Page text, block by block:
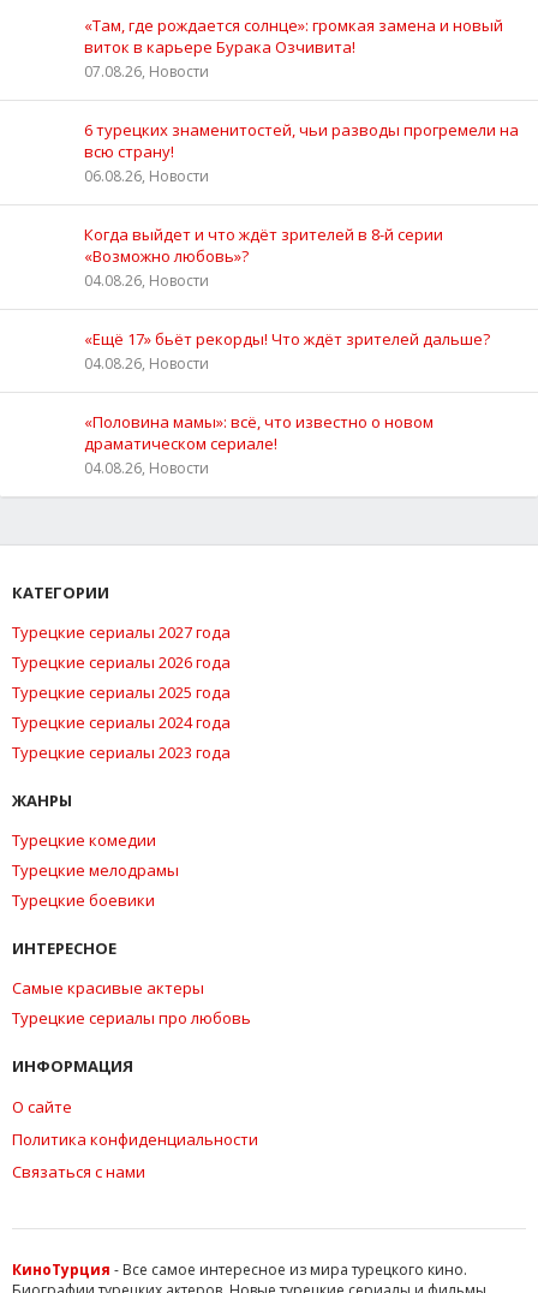
«Там, где рождается солнце»: громкая замена и новый
виток в карьере Бурака Озчивита!
07.08.26, Новости
6 турецких знаменитостей, чьи разводы прогремели на
всю страну!
06.08.26, Новости
Когда выйдет и что ждёт зрителей в 8-й серии
«Возможно любовь»?
04.08.26, Новости
«Ещё 17» бьёт рекорды! Что ждёт зрителей дальше?
04.08.26, Новости
«Половина мамы»: всё, что известно о новом
драматическом сериале!
04.08.26, Новости
КАТЕГОРИИ
Турецкие сериалы 2027 года
Турецкие сериалы 2026 года
Турецкие сериалы 2025 года
Турецкие сериалы 2024 года
Турецкие сериалы 2023 года
ЖАНРЫ
Турецкие комедии
Турецкие мелодрамы
Турецкие боевики
ИНТЕРЕСНОЕ
Самые красивые актеры
Турецкие сериалы про любовь
ИНФОРМАЦИЯ
О сайте
Политика конфиденциальности
Связаться с нами
КиноТурция - Все самое интересное из мира турецкого кино.